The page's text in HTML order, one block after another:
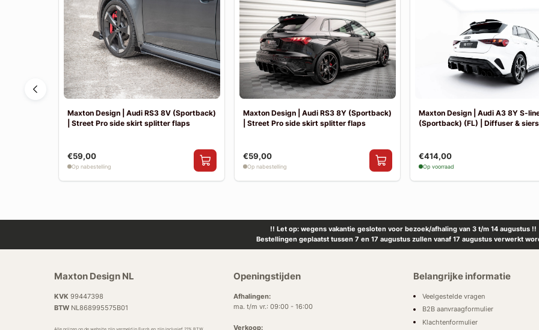
Maxton Design | Audi RS3 8V (Sportback)
| Street Pro side skirt splitter flaps
€59,00
Op nabestelling
Maxton Design | Audi RS3 8Y (Sportback)
| Street Pro side skirt splitter flaps
€59,00
Op nabestelling
Maxton Design | Audi A3 8Y S-
(Sportback) (FL) | Diffuser &
€414,00
Op voorraad
!! Let op: wegens vakantie gesloten voor bezoek/afhaling van 3 t/m 14 augustus !!
Bestellingen geplaatst tussen 7 en 17 augustus zullen vanaf 17 augustus verwerkt
Maxton Design NL
KVK 99447398
BTWNL868995575B01
Openingstijden
Afhalingen:
ma. t/m vr.: 09:00 - 16:00
Verkoop:
Belangrijke informatie
Veelgestelde vragen
B2B aanvraagformulier
Klachtenformulier